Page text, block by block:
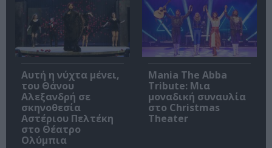
Αυτή η νύχτα μένει,
του Θάνου
Αλεξανδρή σε
σκηνοθεσία
Αστέριου Πελτέκη
στο Θέατρο
Ολύμπια
Mania The Abba
Tribute: Μια
μοναδική συναυλία
στο Christmas
Theater